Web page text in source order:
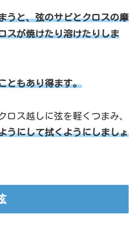
うと、弦のサビとクロスの摩
スが焼けたり溶けたりしま
ともあり得ます。
ロス越しに弦を軽くつまみ、
うにして拭くようにしましょ